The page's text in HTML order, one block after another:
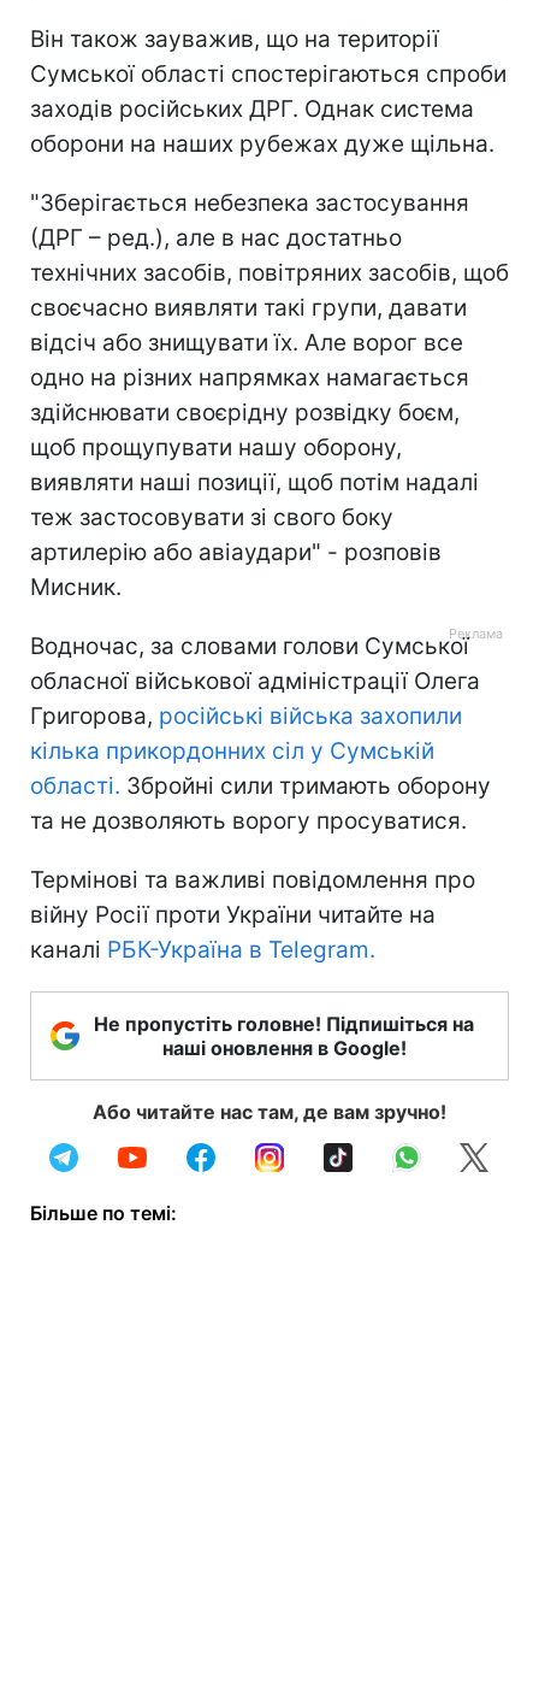
Він також зауважив, що на території
Сумської області спостерігаються спроби
заходів російських ДРГ. Однак система
оборони на наших рубежах дуже щільна.
"Зберігається небезпека застосування
(ДРГ – ред.), але в нас достатньо
технічних засобів, повітряних засобів, щоб
своєчасно виявляти такі групи, давати
відсіч або знищувати їх. Але ворог все
одно на різних напрямках намагається
здійснювати своєрідну розвідку боєм,
щоб прощупувати нашу оборону,
виявляти наші позиції, щоб потім надалі
теж застосовувати зі свого боку
артилерію або авіаудари" - розповів
Мисник.
Водночас, за словами голови Сумської
обласної військової адміністрації Олега
Григорова, російські війська захопили
кілька прикордонних сіл у Сумській
області. Збройні сили тримають оборону
та не дозволяють ворогу просуватися.
Термінові та важливі повідомлення про
війну Росії проти України читайте на
каналі РБК-Україна в Telegram.
Не пропустіть головне! Підпишіться на
наші оновлення в Google!
Або читайте нас там, де вам зручно!
Більше по темі: